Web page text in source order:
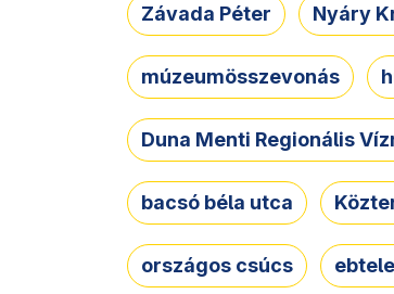
Závada Péter Nyáry
múzeumösszevonás
Duna Menti Regionális
bacsó béla utca
országos csúcs